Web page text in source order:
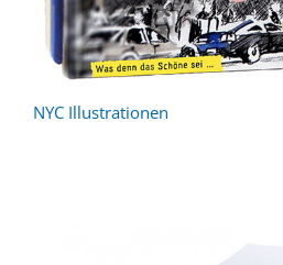
NYC Illustrationen